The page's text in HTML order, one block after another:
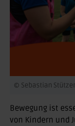
© Sebastian Stützer
Bewegung ist
von Kindern und